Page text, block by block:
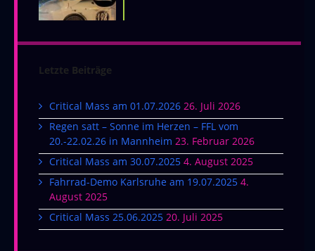
Letzte Beiträge
Critical Mass am 01.07.2026 26. Juli 2026
Regen satt – Sonne im Herzen – FFL vom
20.-22.02.26 in Mannheim 23. Februar 2026
Critical Mass am 30.07.2025 4. August 2025
Fahrrad-Demo Karlsruhe am 19.07.2025 4.
August 2025
Critical Mass 25.06.2025 20. Juli 2025